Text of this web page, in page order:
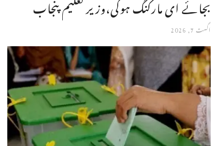
بجائے ای مارکنگ ہوگی،وزیر تعلیم پنجاب
اگست 7, 2026